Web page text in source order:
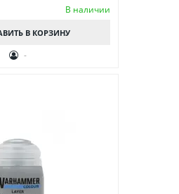
В наличии
В КОРЗИНУ
-